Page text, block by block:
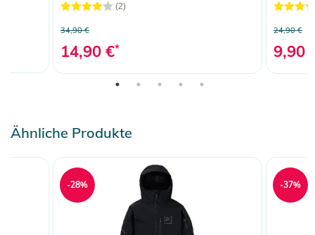
(2)
34,90 €
14,90 €*
24,90 €
9,90
Ähnliche Produkte
-28% -37%